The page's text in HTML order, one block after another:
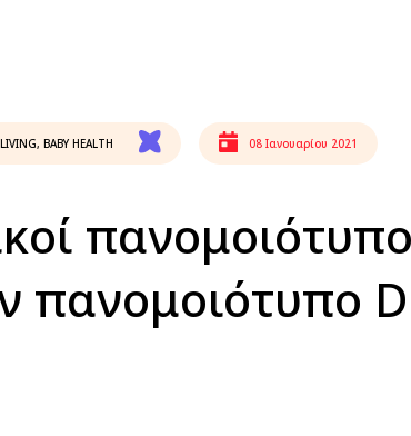
, BABY HEALTH 08 Ιανουαρίου 2021
πανομοιότυπο